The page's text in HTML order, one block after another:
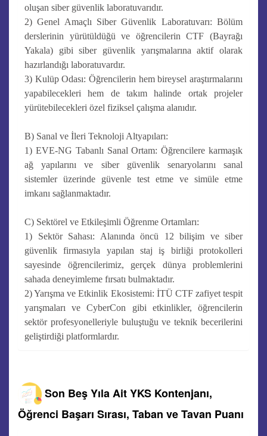
oluşan siber güvenlik laboratuvarıdır.
2) Genel Amaçlı Siber Güvenlik Laboratuvarı: Bölüm
derslerinin yürütüldüğü ve öğrencilerin CTF (Bayrağı
Yakala) gibi siber güvenlik yarışmalarına aktif olarak
hazırlandığı laboratuvardır.
3) Kulüp Odası: Öğrencilerin hem bireysel araştırmalarını
yapabilecekleri hem de takım halinde ortak projeler
yürütebilecekleri özel fiziksel çalışma alanıdır.
B) Sanal ve İleri Teknoloji Altyapıları:
1) EVE-NG Tabanlı Sanal Ortam: Öğrencilere karmaşık
ağ yapılarını ve siber güvenlik senaryolarını sanal
sistemler üzerinde güvenle test etme ve simüle etme
imkanı sağlanmaktadır.
C) Sektörel ve Etkileşimli Öğrenme Ortamları:
1) Sektör Sahası: Alanında öncü 12 bilişim ve siber
güvenlik firmasıyla yapılan staj iş birliği protokolleri
sayesinde öğrencilerimiz, gerçek dünya problemlerini
sahada deneyimleme fırsatı bulmaktadır.
2) Yarışma ve Etkinlik Ekosistemi: İTÜ CTF zafiyet tespit
yarışmaları ve CyberCon gibi etkinlikler, öğrencilerin
sektör profesyonelleriyle buluştuğu ve teknik becerilerini
geliştirdiği platformlardır.
Son Beş Yıla Ait YKS Kontenjanı,
Öğrenci Başarı Sırası, Taban ve Tavan Puanı